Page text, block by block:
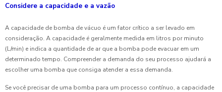
Considere a capacidade e a vazão
A capacidade de bomba de vácuo é um fator crítico a ser levado em
consideração. A capacidade é geralmente medida em litros por minuto
(L/min) e indica a quantidade de ar que a bomba pode evacuar em um
determinado tempo. Compreender a demanda do seu processo ajudará a
escolher uma bomba que consiga atender a essa demanda.
Se você precisar de uma bomba para um processo contínuo, a capacidade